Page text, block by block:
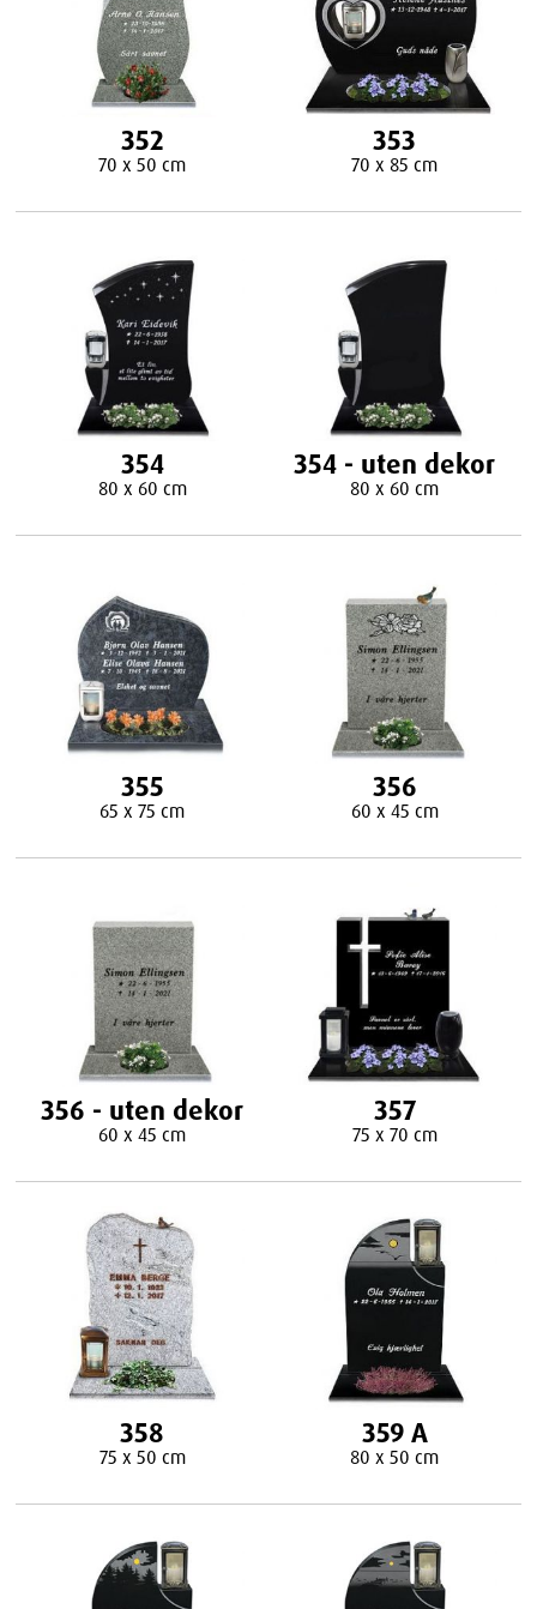
352
70 x 50 cm
353
70 x 85 cm
354
80 x 60 cm
354 - uten dekor
80 x 60 cm
355
65 x 75 cm
356
60 x 45 cm
356 - uten dekor
60 x 45 cm
357
75 x 70 cm
358
75 x 50 cm
359 A
80 x 50 cm